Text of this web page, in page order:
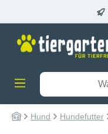
Hund Hundefutter